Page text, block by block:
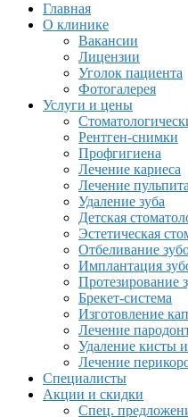
Главная
О клинике
Вакансии
Лицензии
Уголок пациента
Фотогалерея
Услуги и цены
Рентген-снимки
Профгигиена
Лечение кариеса
Лечение
Удаление зуба
Детская
Эстетическая
Отбеливание
Имплантация
Протезирование
Брекет-система
Изготовление
Лечение
Удаление кисты
Лечение
Специалисты
Акции и скидки
Спец.